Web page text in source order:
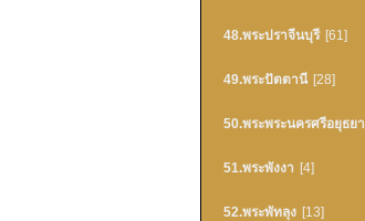
48.พระปราจีนบุรี [61]
49.พระปัตตานี [28]
50.พระพระนครศรีอยุธยา
51.พระพังงา [4]
52.พระพัทลุง [13]